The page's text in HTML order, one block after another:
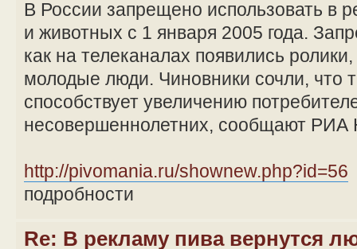
В России запрещено использовать в
и животных с 1 января 2005 года.
как на телеканалах появились
молодые люди. Чиновники сочли, что
способствует увеличению
несовершеннолетних, сообщают РИА
http://pivomania.ru/shownew.php?id=56
подробности
Re: В рекламу пива вернутся